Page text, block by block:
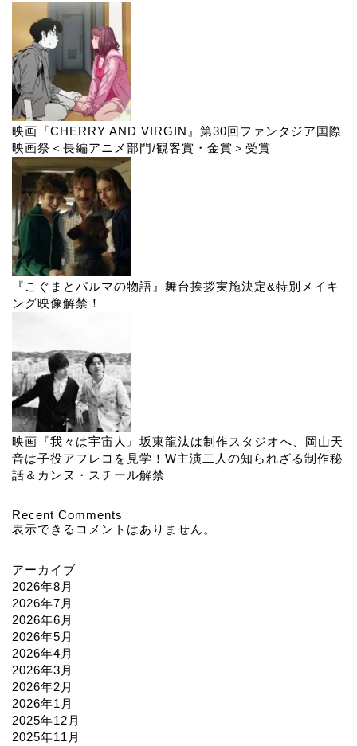
映画『CHERRY AND VIRGIN』第30回ファンタジア国際
映画祭＜長編アニメ部門/観客賞・金賞＞受賞
『こぐまとパルマの物語』舞台挨拶実施決定&特別メイキ
ング映像解禁！
映画『我々は宇宙人』坂東龍汰は制作スタジオへ、岡山天
音は子役アフレコを見学！W主演二人の知られざる制作秘
話＆カンヌ・スチール解禁
Recent Comments
表示できるコメントはありません。
アーカイブ
2026年8月
2026年7月
2026年6月
2026年5月
2026年4月
2026年3月
2026年2月
2026年1月
2025年12月
2025年11月